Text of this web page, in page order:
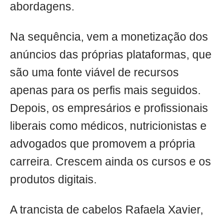
abordagens.
Na sequência, vem a monetização dos
anúncios das próprias plataformas, que
são uma fonte viável de recursos
apenas para os perfis mais seguidos.
Depois, os empresários e profissionais
liberais como médicos, nutricionistas e
advogados que promovem a própria
carreira. Crescem ainda os cursos e os
produtos digitais.
A trancista de cabelos Rafaela Xavier,